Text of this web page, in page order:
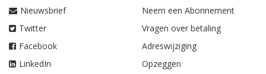
Nieuwsbrief
Twitter
Facebook
LinkedIn
Neem een Abonnement
Vragen over betaling
Adreswijziging
Opzeggen